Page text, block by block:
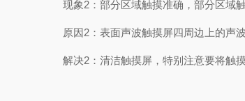
现象2：部分区域触摸准确，部分区域触
原因2：表面声波触摸屏四周边上的声波
解决2：清洁触摸屏，特别注意要将触摸